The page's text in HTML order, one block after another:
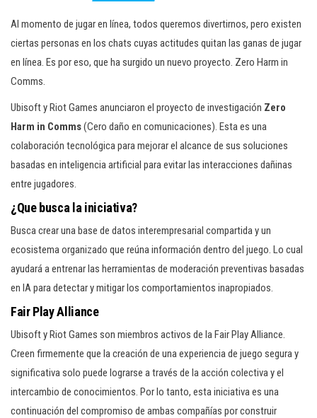
Al momento de jugar en línea, todos queremos divertirnos, pero existen
ciertas personas en los chats cuyas actitudes quitan las ganas de jugar
en línea. Es por eso, que ha surgido un nuevo proyecto. Zero Harm in
Comms.
Ubisoft y Riot Games anunciaron el proyecto de investigación Zero
Harm in Comms(Cero daño en comunicaciones). Esta es una
colaboración tecnológica para mejorar el alcance de sus soluciones
basadas en inteligencia artificial para evitar las interacciones dañinas
entre jugadores.
¿Que busca la iniciativa?
Busca crear una base de datos interempresarial compartida y un
ecosistema organizado que reúna información dentro del juego. Lo cual
ayudará a entrenar las herramientas de moderación preventivas basadas
en IA para detectar y mitigar los comportamientos inapropiados.
Fair Play Alliance
Ubisoft y Riot Games son miembros activos de la Fair Play Alliance.
Creen firmemente que la creación de una experiencia de juego segura y
significativa solo puede lograrse a través de la acción colectiva y el
intercambio de conocimientos. Por lo tanto, esta iniciativa es una
continuación del compromiso de ambas compañías por construir